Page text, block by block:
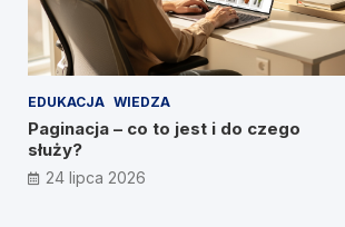
EDUKACJA WIEDZA
Paginacja – co to jest i do czego
służy?
24 lipca 2026